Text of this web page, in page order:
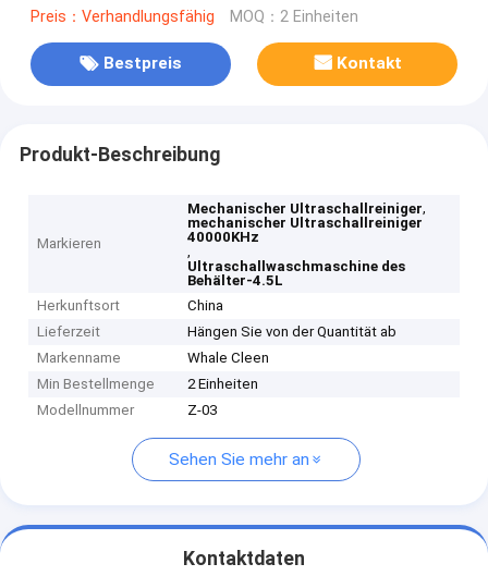
Preis：Verhandlungsfähig MOQ：2 Einheiten
Bestpreis Kontakt
Produkt-Beschreibung
Markieren
Mechanischer Ultraschallreiniger,
mechanischer Ultraschallreiniger
40000KHz
,
Ultraschallwaschmaschine des
Behälter-4.5L
Herkunftsort
China
Lieferzeit
Hängen Sie von der Quantität ab
Markenname
Whale Cleen
Min Bestellmenge
2 Einheiten
Modellnummer
Z-03
Sehen Sie mehr an
Kontaktdaten